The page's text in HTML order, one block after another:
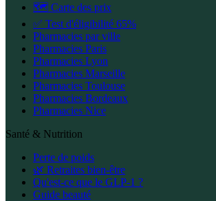
🗺️ Carte des prix
✅ Test d'éligibilité 65%
Pharmacies par ville
Pharmacies Paris
Pharmacies Lyon
Pharmacies Marseille
Pharmacies Toulouse
Pharmacies Bordeaux
Pharmacies Nice
Santé & Nutrition
Perte de poids
🌿 Retraites bien-être
Qu'est-ce que le GLP-1 ?
Guide beauté